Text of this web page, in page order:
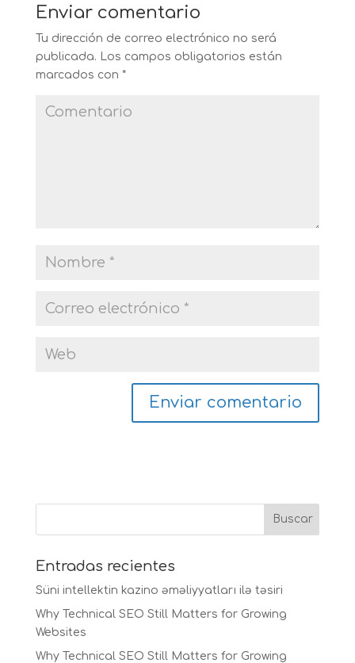
Enviar comentario
Tu dirección de correo electrónico no será
publicada. Los campos obligatorios están
marcados con *
Entradas recientes
Süni intellektin kazino əməliyyatları ilə təsiri
Why Technical SEO Still Matters for Growing
Websites
Why Technical SEO Still Matters for Growing